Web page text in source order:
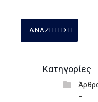
Κατηγορίες
–